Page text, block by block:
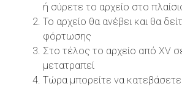
ή σύρετε το αρχείο στο
Το αρχείο θα ανέβει και θα
φόρτωσης
Στο τέλος το αρχείο από XV
μετατραπεί
Τώρα μπορείτε να κατεβάσετε